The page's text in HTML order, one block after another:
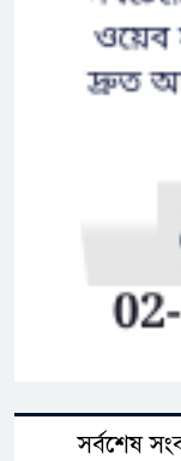
সর্বশেষ